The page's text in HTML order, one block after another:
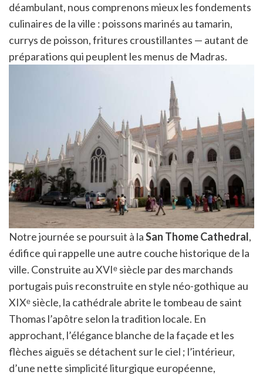
déambulant, nous comprenons mieux les fondements
culinaires de la ville : poissons marinés au tamarin,
currys de poisson, fritures croustillantes — autant de
préparations qui peuplent les menus de Madras.
Notre journée se poursuit à laSan Thome Cathedral,
édifice qui rappelle une autre couche historique de la
ville. Construite au XVIᵉ siècle par des marchands
portugais puis reconstruite en style néo-gothique au
XIXᵉ siècle, la cathédrale abrite le tombeau de saint
Thomas l’apôtre selon la tradition locale. En
approchant, l’élégance blanche de la façade et les
flèches aiguës se détachent sur le ciel ; l’intérieur,
d’une nette simplicité liturgique européenne,